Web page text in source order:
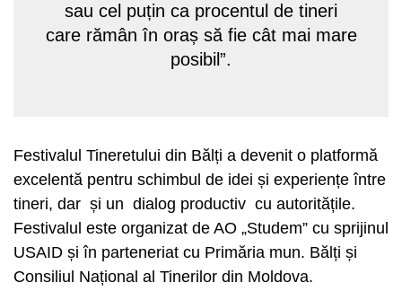
sau cel puțin ca procentul de tineri
care rămân în oraș să fie cât mai mare
posibil”.
Festivalul Tineretului din Bălți a devenit o platformă
excelentă pentru schimbul de idei și experiențe între
tineri, dar și un dialog productiv cu autoritățile.
Festivalul este organizat de AO „Studem” cu sprijinul
USAID și în parteneriat cu Primăria mun. Bălți și
Consiliul Național al Tinerilor din Moldova.